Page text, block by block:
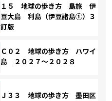
１５ 地球の歩き方 島旅 伊
豆大島 利島（伊豆諸島①）３
訂版
Ｃ０２ 地球の歩き方 ハワイ
島 ２０２７～２０２８
Ｊ３３ 地球の歩き方 墨田区